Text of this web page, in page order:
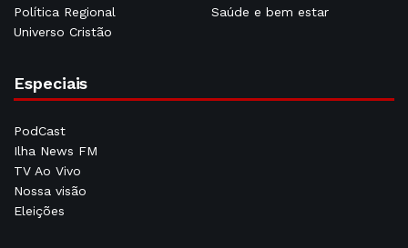
Política Regional
Saúde e bem estar
Universo Cristão
Especiais
PodCast
Ilha News FM
TV Ao Vivo
Nossa visão
Eleições